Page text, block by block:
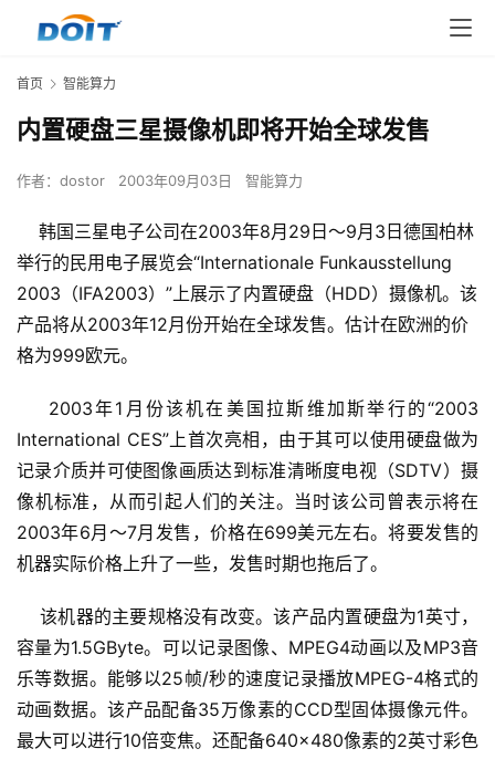
首页 智能算力
内置硬盘三星摄像机即将开始全球发售
作者： dostor 2003年09月03日 智能算力
韩国三星电子公司在2003年8月29日～9月3日德国柏林
举行的民用电子展览会“Internationale Funkausstellung
2003（IFA2003）”上展示了内置硬盘（HDD）摄像机。该
产品将从2003年12月份开始在全球发售。估计在欧洲的价
格为999欧元。
2003年1月份该机在美国拉斯维加斯举行的“2003
International CES”上首次亮相，由于其可以使用硬盘做为
记录介质并可使图像画质达到标准清晰度电视（SDTV）摄
像机标准，从而引起人们的关注。当时该公司曾表示将在
2003年6月～7月发售，价格在699美元左右。将要发售的
机器实际价格上升了一些，发售时期也拖后了。
该机器的主要规格没有改变。该产品内置硬盘为1英寸，
容量为1.5GByte。可以记录图像、MPEG4动画以及MP3音
乐等数据。能够以25帧/秒的速度记录播放MPEG-4格式的
动画数据。该产品配备35万像素的CCD型固体摄像元件。
最大可以进行10倍变焦。还配备640×480像素的2英寸彩色